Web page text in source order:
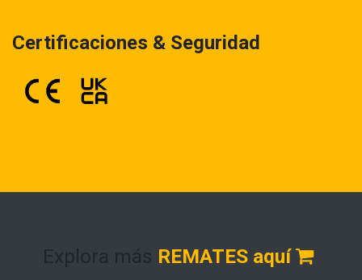
Certificaciones & Seguridad
Explora más REMATES aquí